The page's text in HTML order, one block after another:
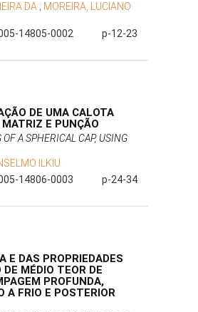
DA ; MOREIRA, LUCIANO
14805-0002
p-12-23
DE UMA CALOTA
E PUNÇÃO
A SPHERICAL CAP, USING
ILKIU
14806-0003
p-24-34
E DAS PROPRIEDADES
MÉDIO TEOR DE
PROFUNDA,
A FRIO E POSTERIOR